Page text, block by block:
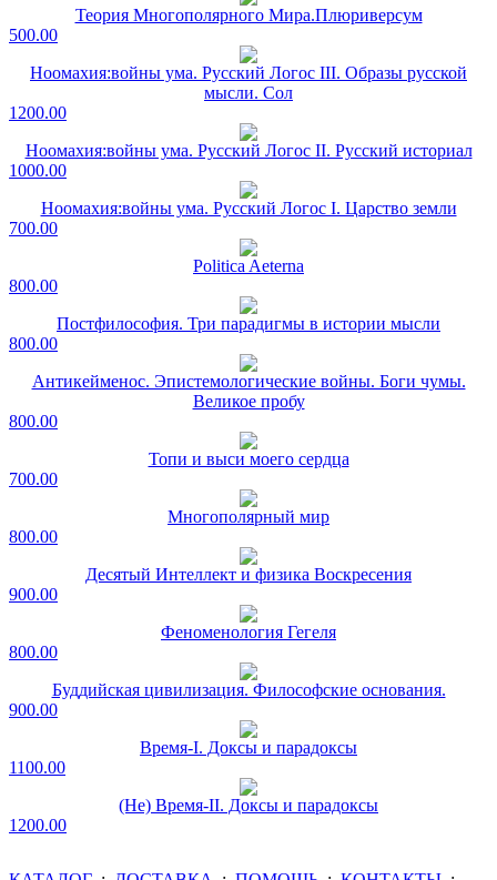
Теория Многополярного Мира.Плюриверсум
500.00
Ноомахия:войны ума. Русский Логос III. Образы русской
мысли. Сол
1200.00
Ноомахия:войны ума. Русский Логос II. Русский историал
1000.00
Ноомахия:войны ума. Русский Логос I. Царство земли
700.00
Politica Aeterna
800.00
Постфилософия. Три парадигмы в истории мысли
800.00
Антикейменос. Эпистемологические войны. Боги чумы.
Великое пробу
800.00
Топи и выси моего сердца
700.00
Многополярный мир
800.00
Десятый Интеллект и физика Воскресения
900.00
Феноменология Гегеля
800.00
Буддийская цивилизация. Философские основания.
900.00
Время-I. Доксы и парадоксы
1100.00
(Не) Время-II. Доксы и парадоксы
1200.00